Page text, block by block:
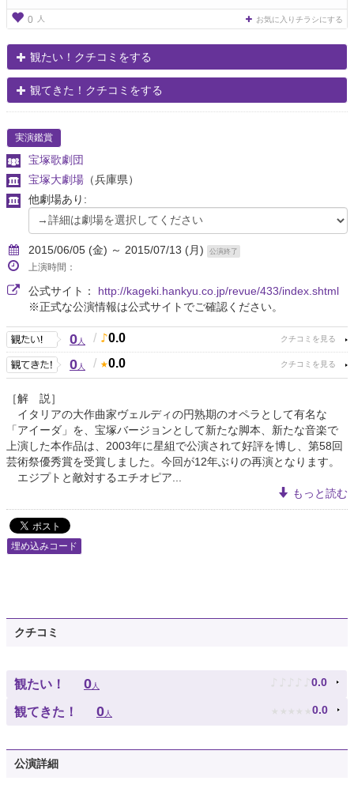
0 人 お気に入りチラシにする
観たい！クチコミをする
観てきた！クチコミをする
実演鑑賞
宝塚歌劇団
宝塚大劇場 （兵庫県）
他劇場あり:
2015/06/05 (金) ～ 2015/07/13 (月) 公演終了
上演時間：
公式サイト： http://kageki.hankyu.co.jp/revue/433/index.shtml
※正式な公演情報は公式サイトでご確認ください。
0人 / 0.0
0人 / 0.0
［解 説］
イタリアの大作曲家ヴェルディの円熟期のオペラとして有名な
「アイーダ」を、宝塚バージョンとして新たな脚本、新たな音楽で
上演した本作品は、2003年に星組で公演されて好評を博し、第58回
芸術祭優秀賞を受賞しました。今回が12年ぶりの再演となります。
エジプトと敵対するエチオピア...
もっと読む
埋め込みコード
クチコミ
観たい！ 0人 ♪ ♪ ♪ ♪ ♪ 0.0
観てきた！ 0人 ★ ★ ★ ★ ★ 0.0
公演詳細